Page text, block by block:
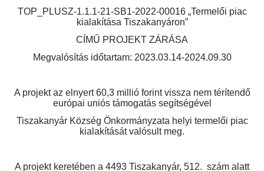
TOP_PLUSZ-1.1.1-21-SB1-2022-00016 „Termelői piac
kialakítása Tiszakanyáron”
CÍMŰ PROJEKT ZÁRÁSA
Megvalósítás időtartam: 2023.03.14-2024.09.30
A projekt az elnyert 60,3 millió forint vissza nem térítendő
európai uniós támogatás segítségével
Tiszakanyár Község Önkormányzata helyi termelői piac
kialakítását valósult meg.
A projekt keretében a 4493 Tiszakanyár, 512. szám alatt